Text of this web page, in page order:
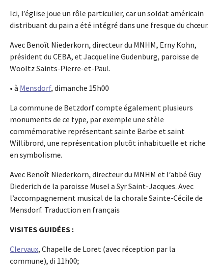
Ici, l’église joue un rôle particulier, car un soldat américain
distribuant du pain a été intégré dans une fresque du chœur.
Avec Benoît Niederkorn, directeur du MNHM, Erny Kohn,
président du CEBA, et Jacqueline Gudenburg, paroisse de
Wooltz Saints-Pierre-et-Paul.
• à Mensdorf, dimanche 15h00
La commune de Betzdorf compte également plusieurs
monuments de ce type, par exemple une stèle
commémorative représentant sainte Barbe et saint
Willibrord, une représentation plutôt inhabituelle et riche
en symbolisme.
Avec Benoît Niederkorn, directeur du MNHM et l’abbé Guy
Diederich de la paroisse Musel a Syr Saint-Jacques. Avec
l’accompagnement musical de la chorale Sainte-Cécile de
Mensdorf. Traduction en français
VISITES GUIDÉES :
Clervaux, Chapelle de Loret (avec réception par la
commune), di 11h00;